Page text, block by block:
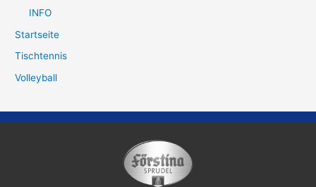
INFO
Startseite
Tischtennis
Volleyball